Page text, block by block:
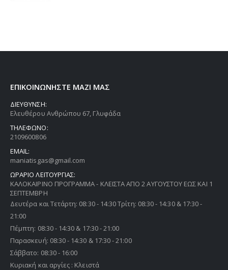
ΕΠΙΚΟΙΝΩΝΗΣΤΕ ΜΑΖΙ ΜΑΣ
ΔΙΕΥΘΥΝΣΗ:
Ελευθέρου Ανθρώπου 67, Γλυφάδα
ΤΗΛΕΦΩΝΟ:
2109600806
EMAIL:
maniatisgas@gmail.com
ΩΡΑΡΙΟ ΛΕΙΤΟΥΡΓΙΑΣ:
ΚΑΛΟΚΑΙΡΙΝΟ ΠΡΟΓΡΑΜΜΑ - ΚΛΕΙΣΤΑ ΑΠΟ 2 ΑΥΓΟΥΣΤΟΥ ΕΩΣ ΚΑΙ 1
ΣΕΠΤΕΜΒΡΗ
Δευτέρα και Τετάρτη: 08:30 - 14:30 Τρίτη: 08:30 - 14:30 & 17:30 -
21:00
Πέμπτη: 08:30 - 14:30 & 17:30 - 21:00
Παρασκευή: 08:30 - 14:30 & 17:30 - 21:00
Σάββατο: 08:30 - 16:00
Κυριακή και αργίες : Κλειστά